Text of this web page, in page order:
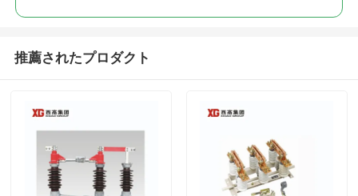
推薦されたプロダクト